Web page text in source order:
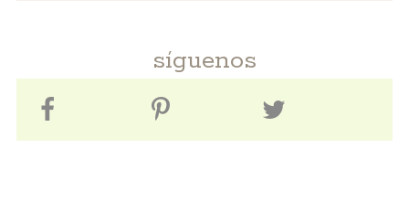
síguenos